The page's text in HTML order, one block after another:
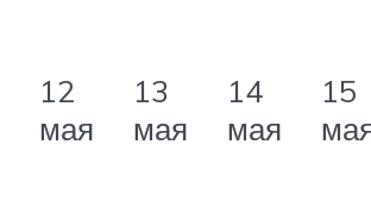
12
мая
13
мая
14
мая
15